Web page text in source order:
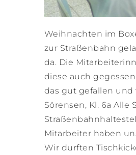
Weihnachten im
zur Straßenbahn
da. Die
diese auch
das gut gefallen und
Sörensen, Kl. 6a
Mitarbeiter haben
Wir durften